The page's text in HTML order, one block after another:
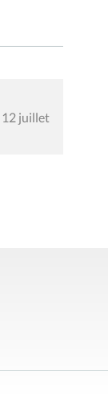
12 juillet